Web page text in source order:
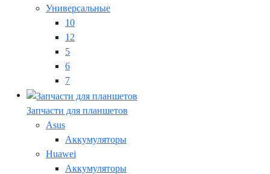
Универсальные
10
12
5
6
7
Запчасти для планшетов
Asus
Аккумуляторы
Huawei
Аккумуляторы